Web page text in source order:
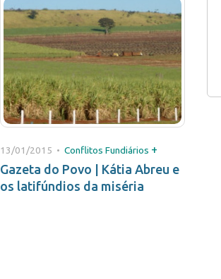
13/01/2015 • Conflitos Fundiários +
Gazeta do Povo | Kátia Abreu e
os latifúndios da miséria